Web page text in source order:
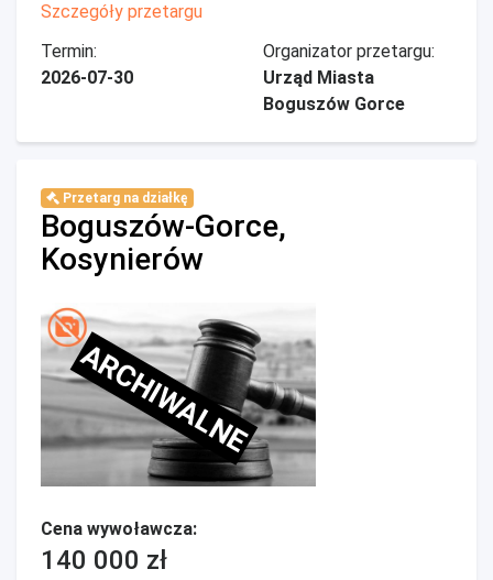
Szczegóły przetargu
Termin:
2026-07-30
Organizator przetargu:
Urząd Miasta
Boguszów Gorce
Przetarg na działkę
Boguszów-Gorce,
Kosynierów
ARCHIWALNE
Cena wywoławcza:
140 000 zł